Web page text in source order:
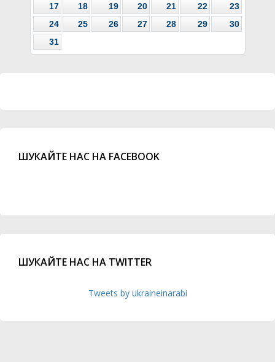
17
18 19 20 21 22
23
24
25 26 27 28 29
30
31
ШУКАЙТЕ НАС НА FACEBOOK
ШУКАЙТЕ НАС НА TWITTER
Tweets by ukraineinarabi